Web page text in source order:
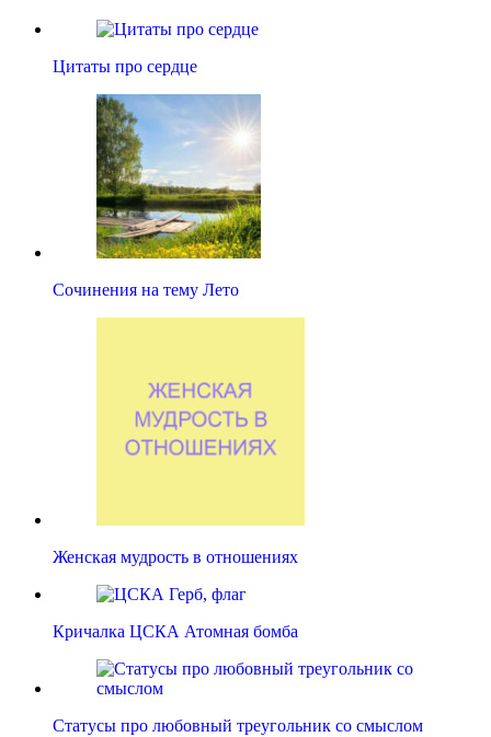
Цитаты про сердце
Сочинения на тему Лето
Женская мудрость в отношениях
Кричалка ЦСКА Атомная бомба
Статусы про любовный треугольник со смыслом